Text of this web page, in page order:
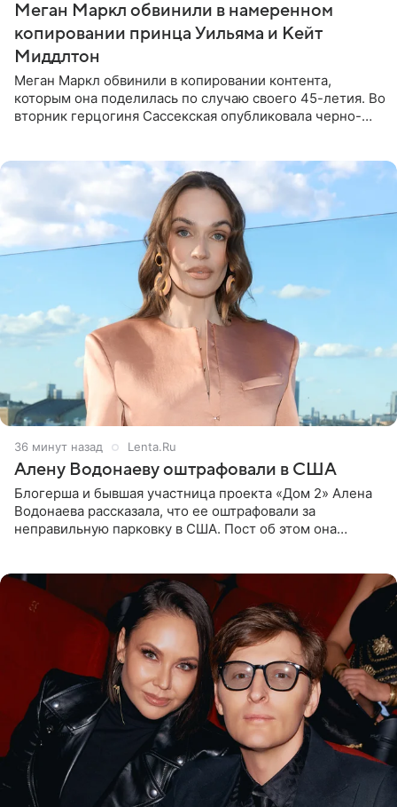
Меган Маркл обвинили в намеренном
копировании принца Уильяма и Кейт
Миддлтон
Меган Маркл обвинили в копировании контента,
которым она поделилась по случаю своего 45-летия. Во
вторник герцогиня Сассекская опубликовала черно-
36 минут назад Lenta.Ru
Алену Водонаеву оштрафовали в США
Блогерша и бывшая участница проекта «Дом 2» Алена
Водонаева рассказала, что ее оштрафовали за
неправильную парковку в США. Пост об этом она